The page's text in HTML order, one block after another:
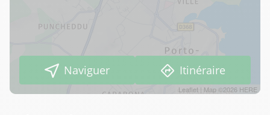
Leaflet | Map ©2026 HERE
Naviguer Itinéraire